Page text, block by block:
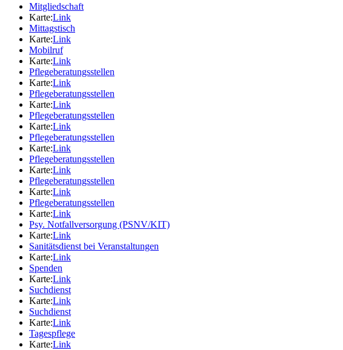
Mitgliedschaft
Karte:Link
Mittagstisch
Karte:Link
Mobilruf
Karte:Link
Pflegeberatungsstellen
Karte:Link
Pflegeberatungsstellen
Karte:Link
Pflegeberatungsstellen
Karte:Link
Pflegeberatungsstellen
Karte:Link
Pflegeberatungsstellen
Karte:Link
Pflegeberatungsstellen
Karte:Link
Pflegeberatungsstellen
Karte:Link
Psy. Notfallversorgung (PSNV/KIT)
Karte:Link
Sanitätsdienst bei Veranstaltungen
Karte:Link
Spenden
Karte:Link
Suchdienst
Karte:Link
Suchdienst
Karte:Link
Tagespflege
Karte:Link